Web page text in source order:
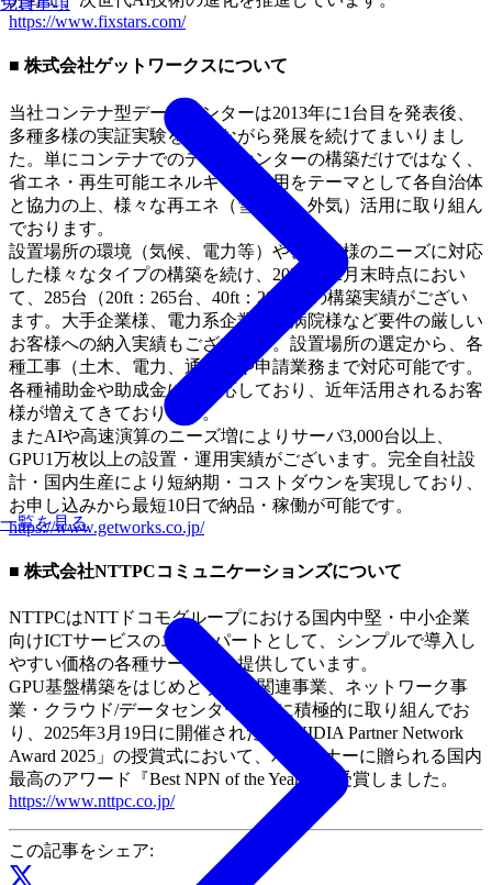
一覧を見る
https://www.fixstars.com/
■ 株式会社ゲットワークスについて
当社コンテナ型データセンターは2013年に1台目を発表後、
多種多様の実証実験を行いながら発展を続けてまいりまし
た。単にコンテナでのデータセンターの構築だけではなく、
省エネ・再生可能エネルギーの活用をテーマとして各自治体
と協力の上、様々な再エネ（雪、水、外気）活用に取り組ん
でおります。
設置場所の環境（気候、電力等）や、お客様のニーズに対応
した様々なタイプの構築を続け、2024年12月末時点におい
て、285台（20ft：265台、40ft：20台）の構築実績がござい
ます。大手企業様、電力系企業様、病院様など要件の厳しい
お客様への納入実績もございます。設置場所の選定から、各
種工事（土木、電力、通信）や申請業務まで対応可能です。
各種補助金や助成金にも対応しており、近年活用されるお客
様が増えてきております。
またAIや高速演算のニーズ増によりサーバ3,000台以上、
GPU1万枚以上の設置・運用実績がございます。完全自社設
計・国内生産により短納期・コストダウンを実現しており、
お申し込みから最短10日で納品・稼働が可能です。
https://www.getworks.co.jp/
■ 株式会社NTTPCコミュニケーションズについて
NTTPCはNTTドコモグループにおける国内中堅・中小企業
向けICTサービスのエキスパートとして、シンプルで導入し
やすい価格の各種サービスを提供しています。
GPU基盤構築をはじめとするAI関連事業、ネットワーク事
業・クラウド/データセンター事業に積極的に取り組んでお
り、2025年3月19日に開催された「NVIDIA Partner Network
Award 2025」の授賞式において、パートナーに贈られる国内
最高のアワード『Best NPN of the Year』を受賞しました。
https://www.nttpc.co.jp/
この記事をシェア: